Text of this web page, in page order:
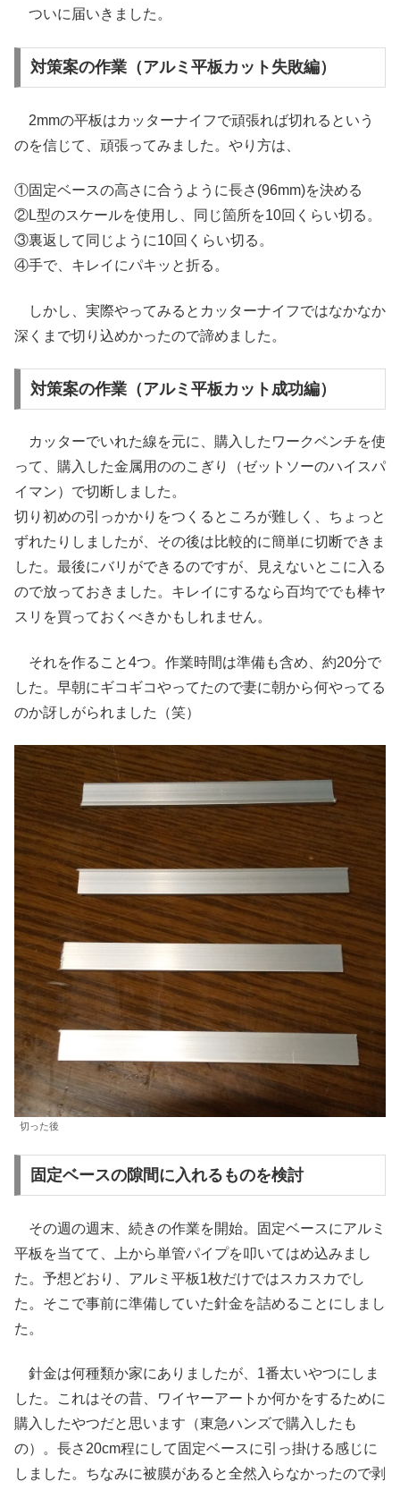
ついに届いきました。
対策案の作業（アルミ平板カット失敗編）
2mmの平板はカッターナイフで頑張れば切れるという
のを信じて、頑張ってみました。やり方は、
①固定ベースの高さに合うように長さ(96mm)を決める
②L型のスケールを使用し、同じ箇所を10回くらい切る。
③裏返して同じように10回くらい切る。
④手で、キレイにパキッと折る。
しかし、実際やってみるとカッターナイフではなかなか
深くまで切り込めかったので諦めました。
対策案の作業（アルミ平板カット成功編）
カッターでいれた線を元に、購入したワークベンチを使
って、購入した金属用ののこぎり（ゼットソーのハイスパ
イマン）で切断しました。
切り初めの引っかかりをつくるところが難しく、ちょっと
ずれたりしましたが、その後は比較的に簡単に切断できま
した。最後にバリができるのですが、見えないとこに入る
ので放っておきました。キレイにするなら百均ででも棒ヤ
スリを買っておくべきかもしれません。
それを作ること4つ。作業時間は準備も含め、約20分で
した。早朝にギコギコやってたので妻に朝から何やってる
のか訝しがられました（笑）
切った後
固定ベースの隙間に入れるものを検討
その週の週末、続きの作業を開始。固定ベースにアルミ
平板を当てて、上から単管パイプを叩いてはめ込みまし
た。予想どおり、アルミ平板1枚だけではスカスカでし
た。そこで事前に準備していた針金を詰めることにしまし
た。
針金は何種類か家にありましたが、1番太いやつにしま
した。これはその昔、ワイヤーアートか何かをするために
購入したやつだと思います（東急ハンズで購入したも
の）。長さ20cm程にして固定ベースに引っ掛ける感じに
しました。ちなみに被膜があると全然入らなかったので剥